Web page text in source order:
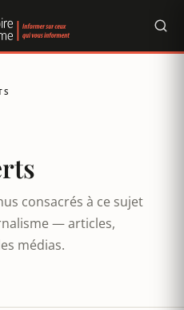
consacrés à ce sujet
— articles,
médias.